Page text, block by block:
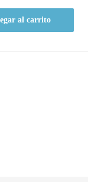
al carrito